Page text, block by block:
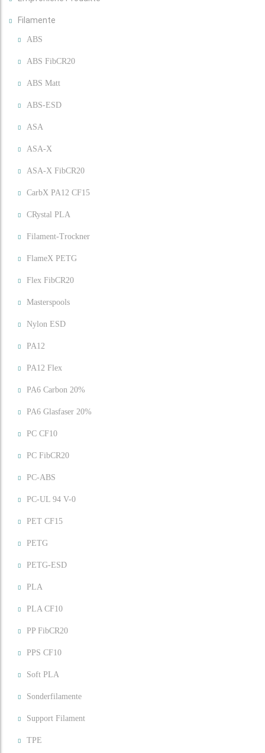
Filamente
ABS
ABS FibCR20
ABS Matt
ABS-ESD
ASA
ASA-X
ASA-X FibCR20
CarbX PA12 CF15
CRystal PLA
Filament-Trockner
FlameX PETG
Flex FibCR20
Masterspools
Nylon ESD
PA12
PA12 Flex
PA6 Carbon 20%
PA6 Glasfaser 20%
PC CF10
PC FibCR20
PC-ABS
PC-UL 94 V-0
PET CF15
PETG
PETG-ESD
PLA
PLA CF10
PP FibCR20
PPS CF10
Soft PLA
Sonderfilamente
Support Filament
TPE